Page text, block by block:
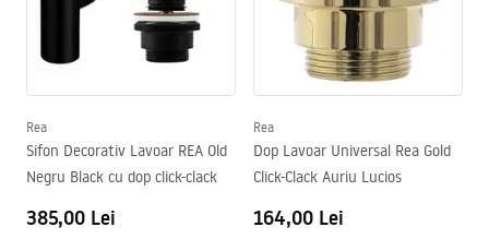
Rea
Sifon Decorativ Lavoar REA Old
Negru Black cu dop click-clack
385,00 Lei
Rea
Dop Lavoar Universal Rea Gold
Click-Clack Auriu Lucios
164,00 Lei